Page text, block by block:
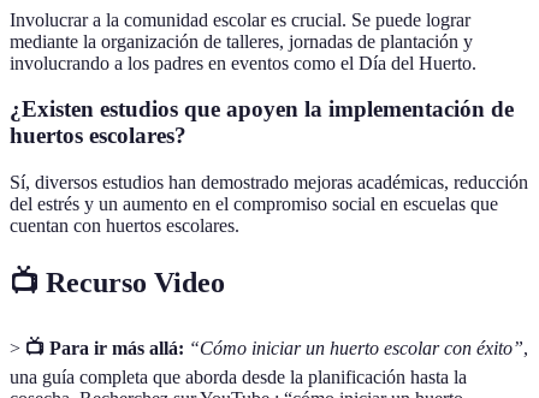
Involucrar a la comunidad escolar es crucial. Se puede lograr
mediante la organización de talleres, jornadas de plantación y
involucrando a los padres en eventos como el Día del Huerto.
¿Existen estudios que apoyen la implementación de
huertos escolares?
Sí, diversos estudios han demostrado mejoras académicas, reducción
del estrés y un aumento en el compromiso social en escuelas que
cuentan con huertos escolares.
📺 Recurso Video
> 📺 Para ir más allá: “Cómo iniciar un huerto escolar con éxito”,
una guía completa que aborda desde la planificación hasta la